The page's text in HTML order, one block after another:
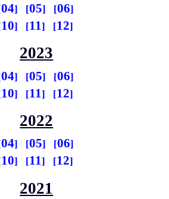
04 05
06
10 11 12
2023
04 05
06
10 11 12
2022
04 05
06
10 11 12
2021